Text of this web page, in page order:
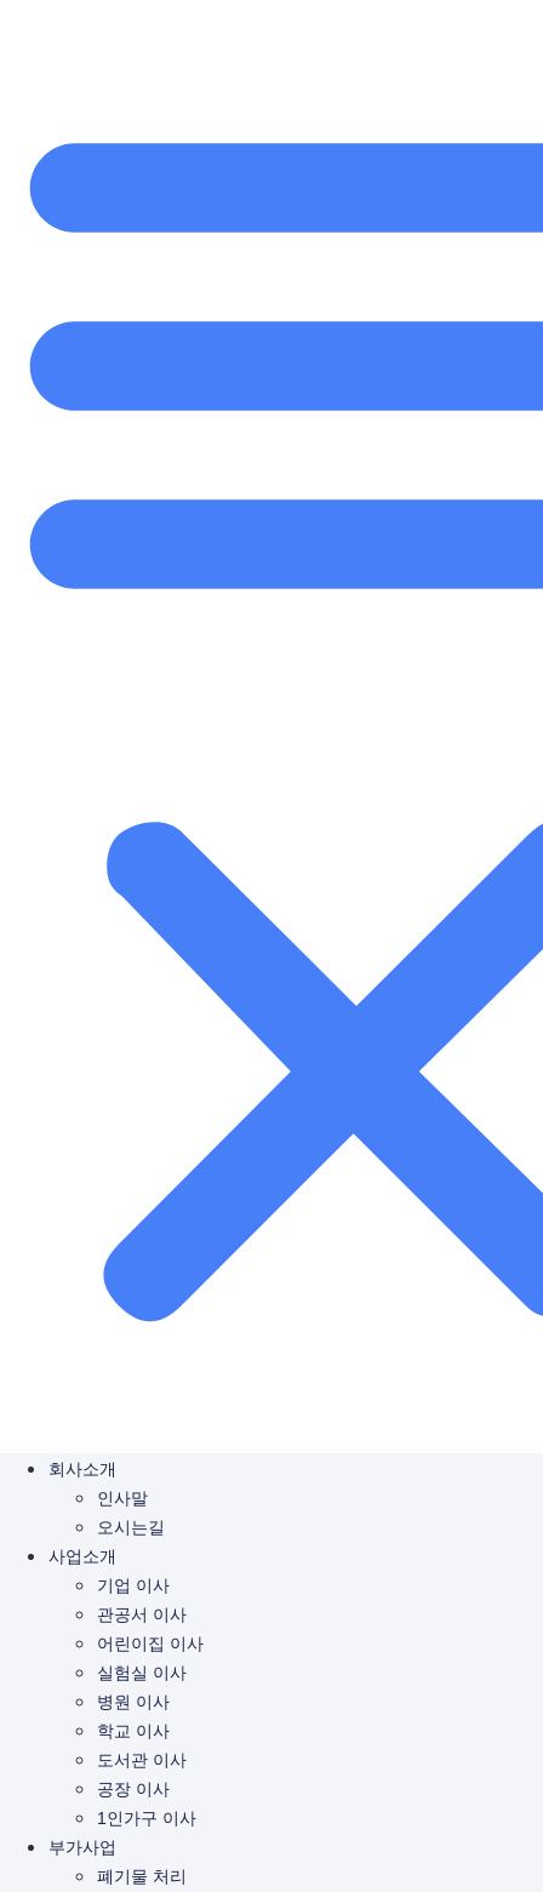
회사소개
인사말
오시는길
사업소개
기업 이사
관공서 이사
어린이집 이사
실험실 이사
병원 이사
학교 이사
도서관 이사
공장 이사
1인가구 이사
부가사업
폐기물 처리